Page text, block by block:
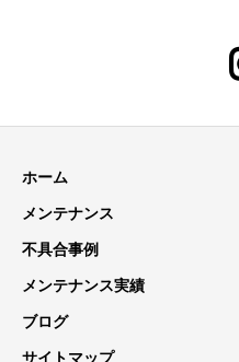
ホーム
メンテナンス
不具合事例
メンテナンス実績
ブログ
サイトマップ